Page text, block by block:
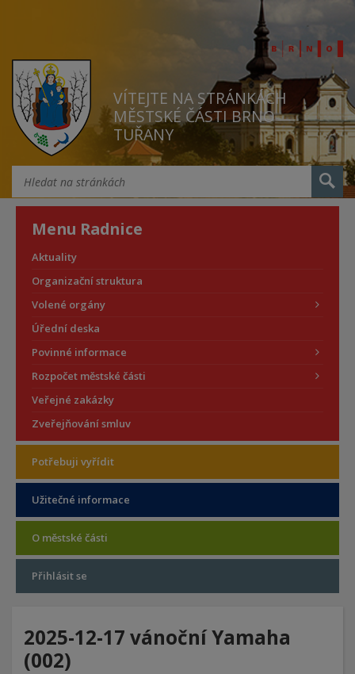
VÍTEJTE NA STRÁNKÁCH
MĚSTSKÉ ČÁSTI BRNO
TUŘANY
Menu Radnice
Aktuality
Organizační struktura
Volené orgány
Úřední deska
Povinné informace
Rozpočet městské části
Veřejné zakázky
Zveřejňování smluv
Potřebuji vyřídit
Užitečné informace
O městské části
Přihlásit se
2025-12-17 vánoční Yamaha
(002)